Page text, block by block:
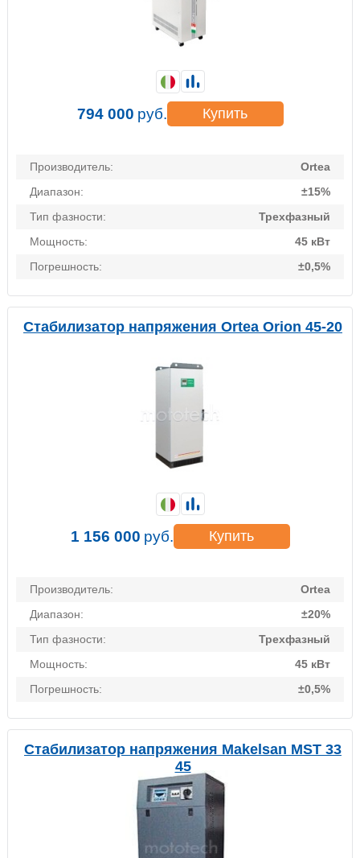
Производитель:
Ortea
Диапазон:
±15%
Тип фазности:
Трехфазный
Мощность:
45 кВт
Погрешность:
±0,5%
794 000 руб. Купить
Стабилизатор напряжения Ortea Orion 45-20
Производитель:
Ortea
Диапазон:
±20%
Тип фазности:
Трехфазный
Мощность:
45 кВт
Погрешность:
±0,5%
1 156 000 руб. Купить
Стабилизатор напряжения Makelsan MST 33
45